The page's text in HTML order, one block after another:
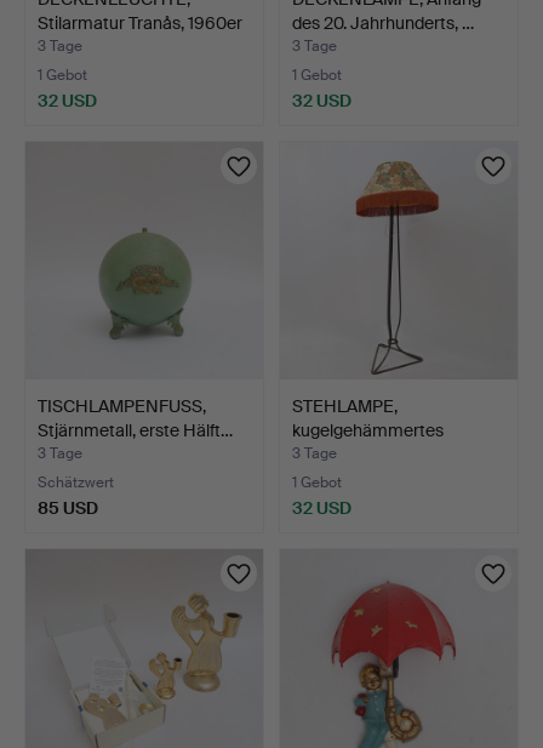
Stilarmatur Tranås, 1960er
…
3 Tage
1 Gebot
32 USD
des 20. Jahrhunderts, …
3 Tage
1 Gebot
32 USD
TISCHLAMPENFUSS,
Stjärnmetall, erste Hälft…
3 Tage
Schätzwert
85 USD
STEHLAMPE,
kugelgehämmertes
Schmiedeeisen,…
3 Tage
1 Gebot
32 USD